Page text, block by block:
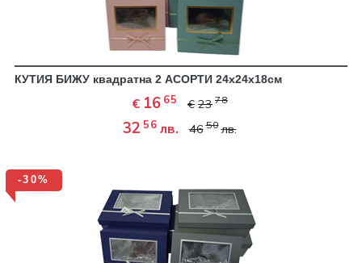
КУТИЯ БИЖУ квадратна 2 АСОРТИ 24х24х18см
€ 16 65 € 23 78
32 56 лв. 46 50 лв.
-30%